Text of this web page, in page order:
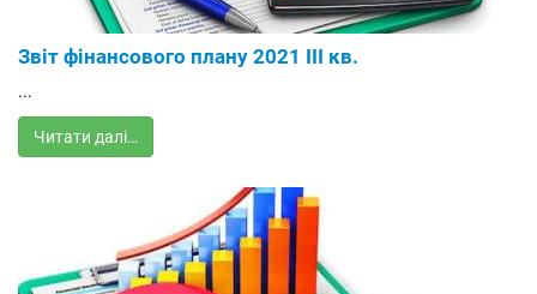
Звіт фінансового плану 2021 ІІІ кв.
...
Читати далі…